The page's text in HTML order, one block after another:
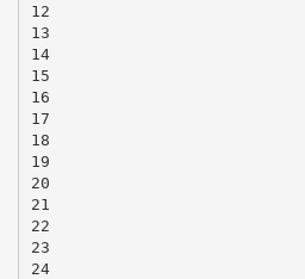
12
13
14
15
16
17
18
19
20
21
22
23
24